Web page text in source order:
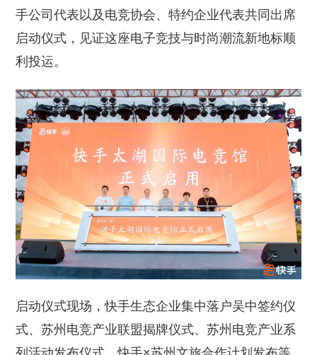
手公司代表以及电竞协会、特约企业代表共同出席
启动仪式，见证这座电子竞技与时尚潮流新地标顺
利投运。
启动仪式现场，快手生态企业集中落户吴中签约仪
式、苏州电竞产业联盟揭牌仪式、苏州电竞产业系